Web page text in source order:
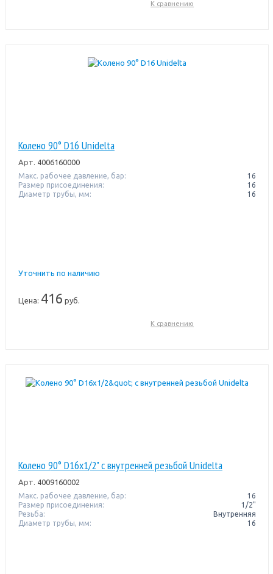
К сравнению
Колено 90° D16 Unidelta
Арт. 4006160000
Макс. рабочее давление, бар:
16
Размер присоединения:
16
Диаметр трубы, мм:
16
Уточнить по наличию
Цена: 416 руб.
К сравнению
Колено 90° D16х1/2" c внутренней резьбой Unidelta
Арт. 4009160002
Макс. рабочее давление, бар:
16
Размер присоединения:
1/2"
Резьба:
Внутренняя
Диаметр трубы, мм:
16